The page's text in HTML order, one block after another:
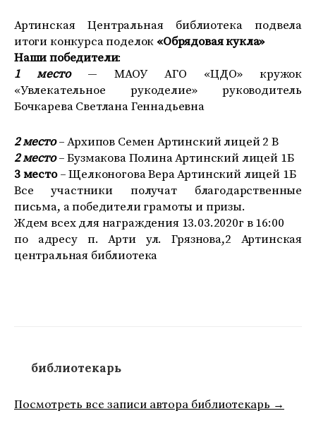
Артинская Центральная библиотека подвела
итоги конкурса поделок «Обрядовая кукла»
Наши победители:
1 место— МАОУ АГО «ЦДО» кружок
«Увлекательное рукоделие» руководитель
Бочкарева Светлана Геннадьевна
2 место– Архипов Семен Артинский лицей 2 В
2 место– Бузмакова Полина Артинский лицей 1Б
3 место– Щелконогова Вера Артинский лицей 1Б
Все участники получат благодарственные
письма, а победители грамоты и призы.
Ждем всех для награждения 13.03.2020г в 16:00
по адресу п. Арти ул. Грязнова,2 Артинская
центральная библиотека
библиотекарь
Посмотреть все записи автора библиотекарь →